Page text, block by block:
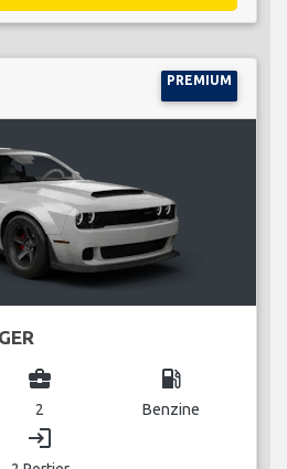
PREMIUM
business_center
2
local_gas_station
Benzine
login